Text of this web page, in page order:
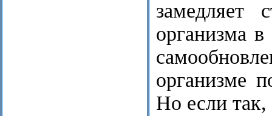
замедляет
организма
организме
Но если так,